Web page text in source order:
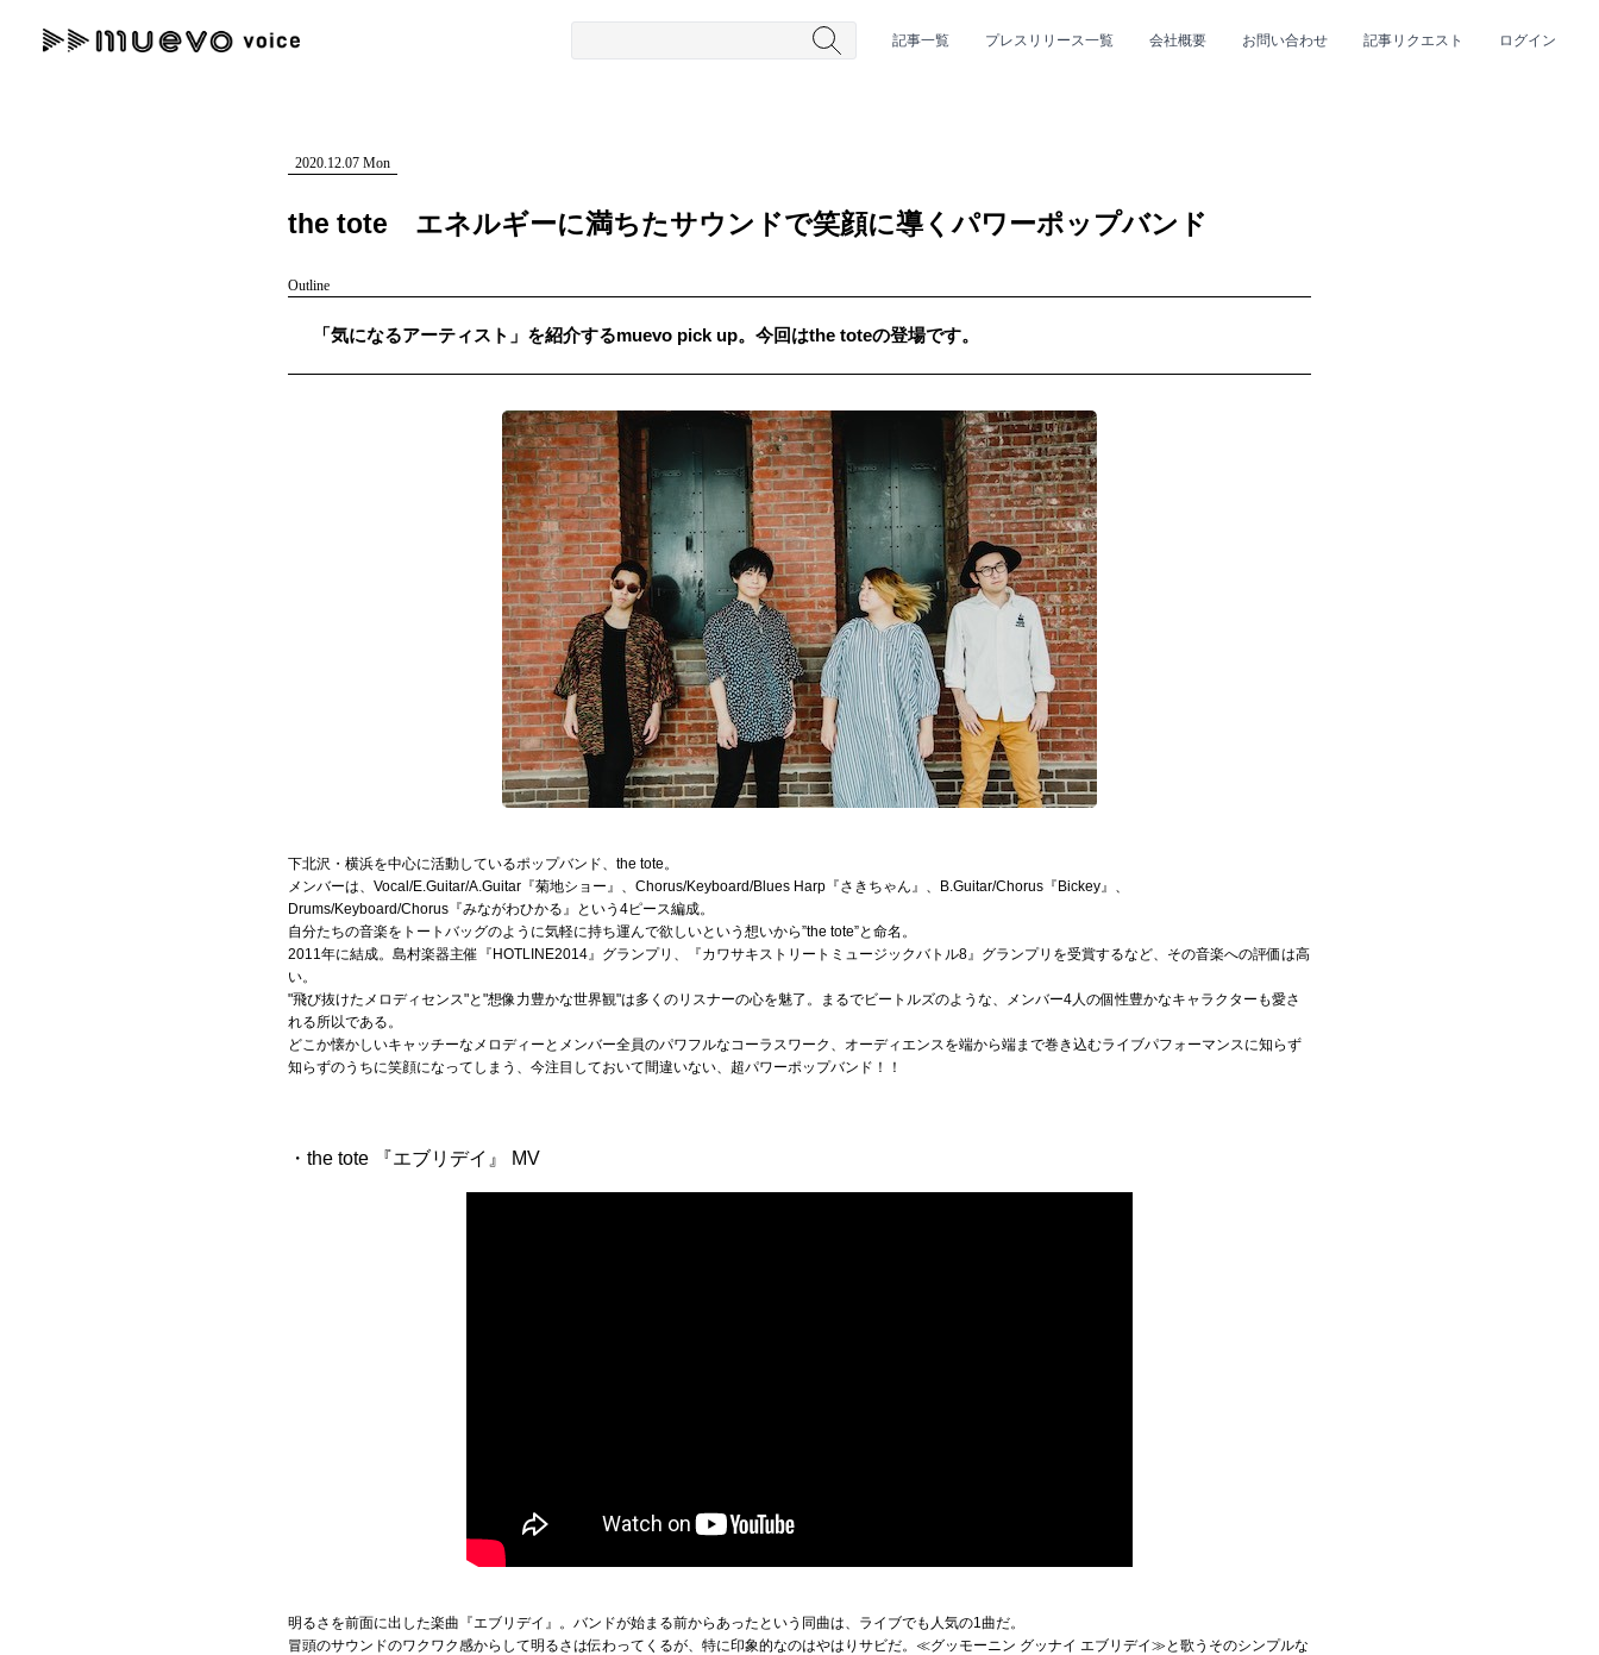
記事一覧 プレスリリース一覧 会社概要 お問い合わせ 記事リクエスト ログイン
#女性SSW #ロック #男性シンガー #HR/HM #女性シンガー #ヒップホップ #男性シンガーグループ #R&B/ソウル
"読者の声を形にする”音楽特化メディア
2020.12.07 Mon
the tote エネルギーに満ちたサウンドで笑顔に導くパワーポップバンド
Outline
「気になるアーティスト」を紹介するmuevo pick up。今回はthe toteの登場です。
下北沢・横浜を中心に活動しているポップバンド、the tote。
メンバーは、Vocal/E.Guitar/A.Guitar『菊地ショー』、Chorus/Keyboard/Blues Harp『さきちゃん』、B.Guitar/Chorus『Bickey』、
Drums/Keyboard/Chorus『みながわひかる』という4ピース編成。
自分たちの音楽をトートバッグのように気軽に持ち運んで欲しいという想いから”the tote”と命名。
2011年に結成。島村楽器主催『HOTLINE2014』グランプリ、『カワサキストリートミュージックバトル8』グランプリを受賞するなど、その音楽への評価は高
い。
"飛び抜けたメロディセンス"と"想像力豊かな世界観"は多くのリスナーの心を魅了。まるでビートルズのような、メンバー4人の個性豊かなキャラクターも愛さ
れる所以である。
どこか懐かしいキャッチーなメロディーとメンバー全員のパワフルなコーラスワーク、オーディエンスを端から端まで巻き込むライブパフォーマンスに知らず
知らずのうちに笑顔になってしまう、今注目しておいて間違いない、超パワーポップバンド！！
・the tote 『エブリデイ』 MV
明るさを前面に出した楽曲『エブリデイ』。バンドが始まる前からあったという同曲は、ライブでも人気の1曲だ。
冒頭のサウンドのワクワク感からして明るさは伝わってくるが、特に印象的なのはやはりサビだ。≪グッモーニン グッナイ エブリデイ≫と歌うそのシンプルな